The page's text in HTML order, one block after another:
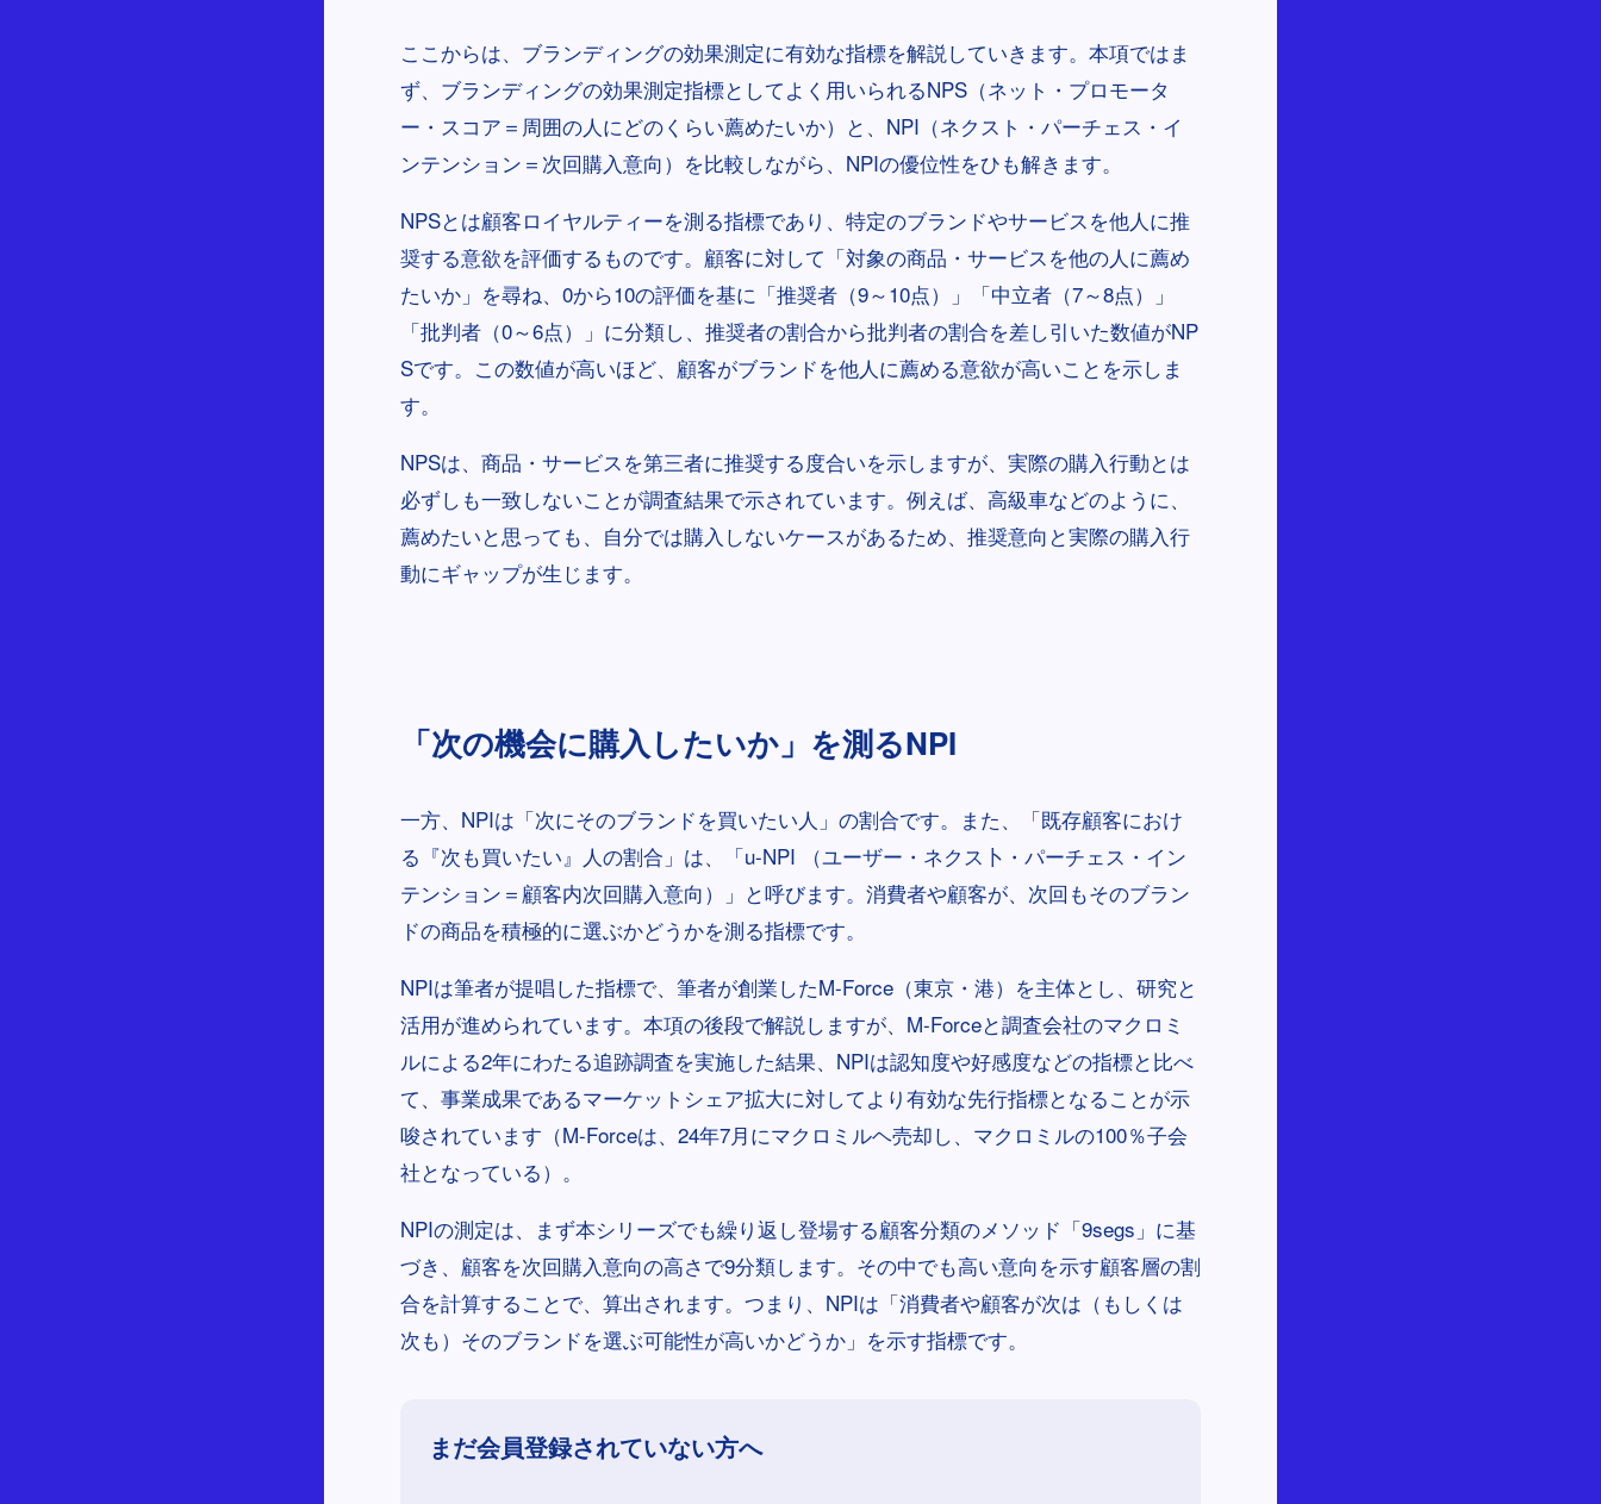
ここからは、ブランディングの効果測定に有効な指標を解説していきます。本項ではま
ず、ブランディングの効果測定指標としてよく用いられるNPS（ネット・プロモータ
ー・スコア＝周囲の人にどのくらい薦めたいか）と、NPI（ネクスト・パーチェス・イ
ンテンション＝次回購入意向）を比較しながら、NPIの優位性をひも解きます。
NPSとは顧客ロイヤルティーを測る指標であり、特定のブランドやサービスを他人に推
奨する意欲を評価するものです。顧客に対して「対象の商品・サービスを他の人に薦め
たいか」を尋ね、0から10の評価を基に「推奨者（9～10点）」「中立者（7～8点）」
「批判者（0～6点）」に分類し、推奨者の割合から批判者の割合を差し引いた数値がNP
Sです。この数値が高いほど、顧客がブランドを他人に薦める意欲が高いことを示しま
す。
NPSは、商品・サービスを第三者に推奨する度合いを示しますが、実際の購入行動とは
必ずしも一致しないことが調査結果で示されています。例えば、高級車などのように、
薦めたいと思っても、自分では購入しないケースがあるため、推奨意向と実際の購入行
動にギャップが生じます。
「次の機会に購入したいか」を測るNPI
一方、NPIは「次にそのブランドを買いたい人」の割合です。また、「既存顧客におけ
る『次も買いたい』人の割合」は、「u-NPI （ユーザー・ネクス卜・パーチェス・イン
テンション＝顧客内次回購入意向）」と呼びます。消費者や顧客が、次回もそのブラン
ドの商品を積極的に選ぶかどうかを測る指標です。
NPIは筆者が提唱した指標で、筆者が創業したM-Force（東京・港）を主体とし、研究と
活用が進められています。本項の後段で解説しますが、M-Forceと調査会社のマクロミ
ルによる2年にわたる追跡調査を実施した結果、NPIは認知度や好感度などの指標と比べ
て、事業成果であるマーケットシェア拡大に対してより有効な先行指標となることが示
唆されています（M-Forceは、24年7月にマクロミルヘ売却し、マクロミルの100％子会
社となっている）。
NPIの測定は、まず本シリーズでも繰り返し登場する顧客分類のメソッド「9segs」に基
づき、顧客を次回購入意向の高さで9分類します。その中でも高い意向を示す顧客層の割
合を計算することで、算出されます。つまり、NPIは「消費者や顧客が次は（もしくは
次も）そのブランドを選ぶ可能性が高いかどうか」を示す指標です。
まだ会員登録されていない方へ